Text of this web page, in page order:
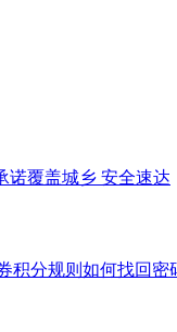
诺覆盖城乡 安全速达
积分规则 如何找回密